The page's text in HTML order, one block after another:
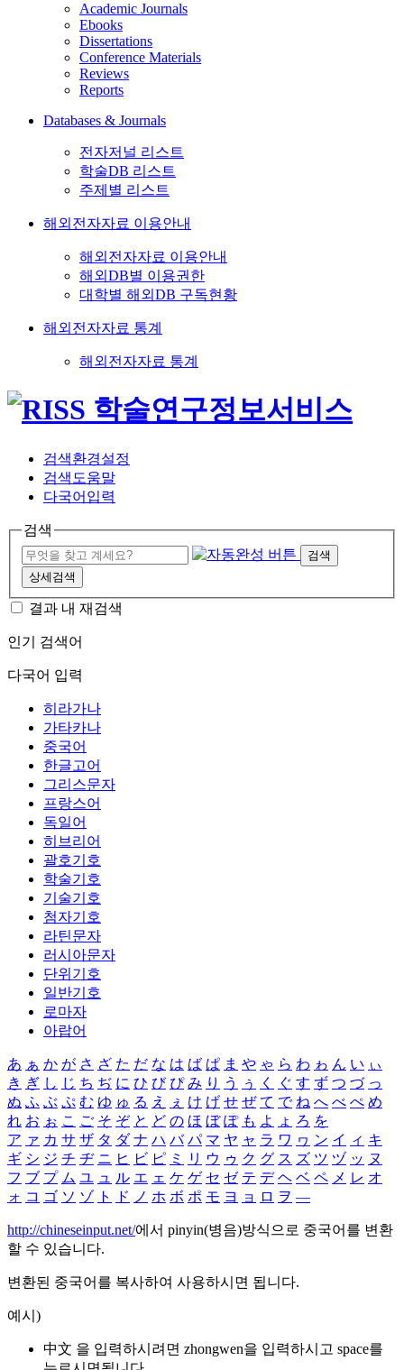
Academic Journals
Ebooks
Dissertations
Conference Materials
Reviews
Reports
Databases & Journals
전자저널 리스트
학술DB 리스트
주제별 리스트
해외전자자료 이용안내
해외전자자료 이용안내
해외DB별 이용권한
대학별 해외DB 구독현황
해외전자자료 통계
해외전자자료 통계
검색환경설정
검색도움말
다국어입력
검색
검색
상세검색
결과 내 재검색
인기 검색어
다국어 입력
히라가나
가타카나
중국어
한글고어
그리스문자
프랑스어
독일어
히브리어
괄호기호
학술기호
기술기호
첨자기호
라틴문자
러시아문자
단위기호
일반기호
로마자
아랍어
あ ぁ か が さ ざ た だ な は ば ぱ ま や ゃ ら わ ゎ ん い ぃ
き ぎ し じ ち ぢ に ひ び ぴ み り う ぅ く ぐ す ず つ づ っ
ぬ ふ ぶ ぷ む ゆ ゅ る え ぇ け げ せ ぜ て で ね へ べ ぺ め
れ お ぉ こ ご そ ぞ と ど の ほ ぼ ぽ も よ ょ ろ を
ア ァ カ サ ザ タ ダ ナ ハ バ パ マ ヤ ャ ラ ワ ヮ ン イ ィ キ
ギ シ ジ チ ヂ ニ ヒ ビ ピ ミ リ ウ ゥ ク グ ス ズ ツ ヅ ッ ヌ
フ ブ プ ム ユ ュ ル エ ェ ケ ゲ セ ゼ テ デ ヘ ベ ペ メ レ オ
ォ コ ゴ ソ ゾ ト ド ノ ホ ボ ポ モ ヨ ョ ロ ヲ ―
http://chineseinput.net/에서 pinyin(병음)방식으로 중국어를 변환
할 수 있습니다.
변환된 중국어를 복사하여 사용하시면 됩니다.
예시)
中文 을 입력하시려면 zhongwen을 입력하시고 space를